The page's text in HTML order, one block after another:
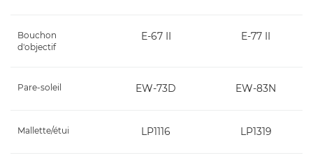
Bouchon
d'objectif
E-67 II E-77 II
Pare-soleil EW-73D EW-83N
Mallette/étui LP1116 LP1319